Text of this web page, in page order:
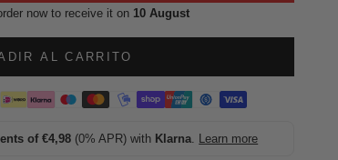
now to receive it on 10 August
AL CARRITO
of €4,98 (0% APR) with Klarna. Learn more